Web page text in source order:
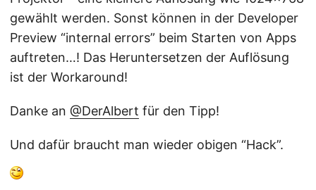
gewählt werden. Sonst können in der Developer
Preview “internal errors” beim Starten von Apps
auftreten…! Das Heruntersetzen der Auflösung
ist der Workaround!
Danke an @DerAlbert für den Tipp!
Und dafür braucht man wieder obigen “Hack”.